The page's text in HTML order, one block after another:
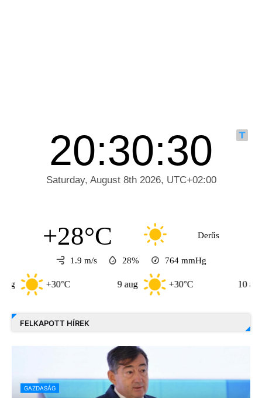
+28°C Derűs
1.9 m/s 28% 764 mmHg
9 aug +30°C 10 aug
FELKAPOTT HÍREK
GAZDASÁG